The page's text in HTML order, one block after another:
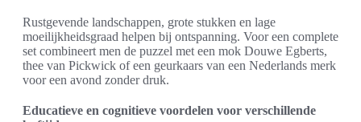
Rustgevende landschappen, grote stukken en lage
moeilijkheidsgraad helpen bij ontspanning. Voor een complete
set combineert men de puzzel met een mok Douwe Egberts,
thee van Pickwick of een geurkaars van een Nederlands merk
voor een avond zonder druk.
Educatieve en cognitieve voordelen voor verschillende